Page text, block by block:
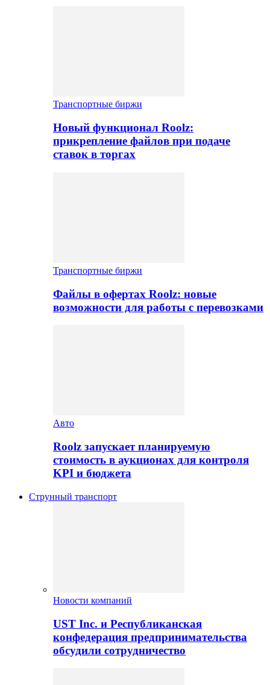
Транспортные биржи
Новый функционал Roolz:
прикрепление файлов при подаче
ставок в торгах
Транспортные биржи
Файлы в офертах Roolz: новые
возможности для работы с перевозками
Авто
Roolz запускает планируемую
стоимость в аукционах для контроля
KPI и бюджета
Струнный транспорт
Новости компаний
UST Inc. и Республиканская
конфедерация предпринимательства
обсудили сотрудничество